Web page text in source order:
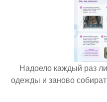
Надоело каждый раз
одежды и заново